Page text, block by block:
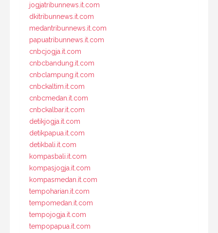
jogjatribunnews.it.com
dkitribunnews.it.com
medantribunnews.it.com
papuatribunnews.it.com
cnbcjogja.it.com
cnbcbandung.it.com
cnbclampung.it.com
cnbckaltim.it.com
cnbcmedan.it.com
cnbckalbar.it.com
detikjogja.it.com
detikpapua.it.com
detikbali.it.com
kompasbali.it.com
kompasjogja.it.com
kompasmedan.it.com
tempoharian.it.com
tempomedan.it.com
tempojogja.it.com
tempopapua.it.com